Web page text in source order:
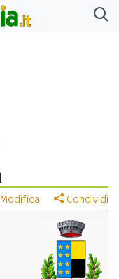
Modifica Condividi